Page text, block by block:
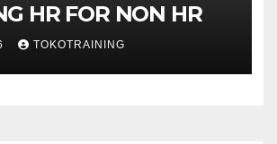
HR FOR NON HR
TOKOTRAINING